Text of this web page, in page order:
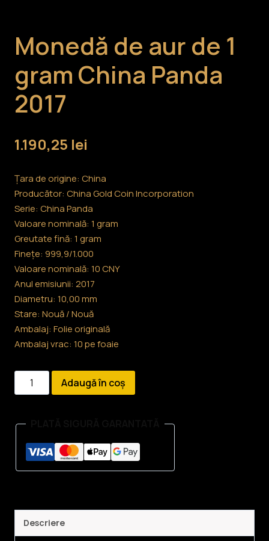
Monedă de aur de 1
gram China Panda
2017
1.190,25 lei
Țara de origine: China
Producător: China Gold Coin Incorporation
Serie: China Panda
Valoare nominală: 1 gram
Greutate fină: 1 gram
Finețe: 999,9/1.000
Valoare nominală: 10 CNY
Anul emisiunii: 2017
Diametru: 10,00 mm
Stare: Nouă / Nouă
Ambalaj: Folie originală
Ambalaj vrac: 10 pe foaie
Cantitate
Monedă
China
Panda
Adaugă în coș
Descriere